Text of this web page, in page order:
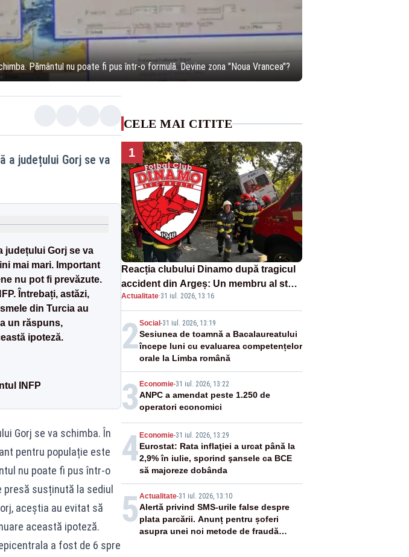
Pământul nu poate fi pus într-o formulă. Devine zona "Noua Vrancea"?
a județului Gorj se va
județului Gorj se va
mai mari. Important
nu pot fi prevăzute.
Întrebați, astăzi,
din Turcia au
un răspuns,
ipoteză.
INFP
Gorj se va schimba. În
pentru populație este
nu poate fi pus într-o
susținută la sediul
aceștia au evitat să
această ipoteză.
a fost de 6 spre
CELE MAI CITITE
1
Reacția clubului Dinamo după tragicul
accident din Argeș: Un membru al staff-
ului medical a murit, antrenorul Adrian
Ropotan este în spital
Actualitate·31 iul. 2026, 13:16
2Social -31 iul. 2026, 13:19
Sesiunea de toamnă a Bacalaureatului
începe luni cu evaluarea competențelor
orale la Limba română
3 Economie-31 iul. 2026, 13:22
ANPC a amendat peste 1.250 de
operatori economici
4 Economie-31 iul. 2026, 13:29
Eurostat: Rata inflaţiei a urcat până la
2,9% în iulie, sporind şansele ca BCE
să majoreze dobânda
5 Actualitate-31 iul. 2026, 13:10
Alertă privind SMS-urile false despre
plata parcării. Anunț pentru șoferi
asupra unei noi metode de fraudă